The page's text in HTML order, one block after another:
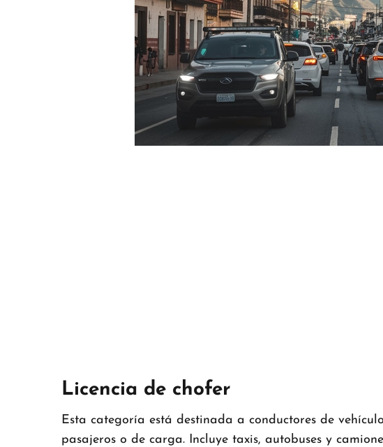
Licencia de chofer
Esta categoría está destinada a conductores de
pasajeros o de carga. Incluye taxis, autobuses y